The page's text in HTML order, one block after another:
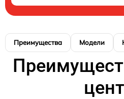
Преимущества Модели